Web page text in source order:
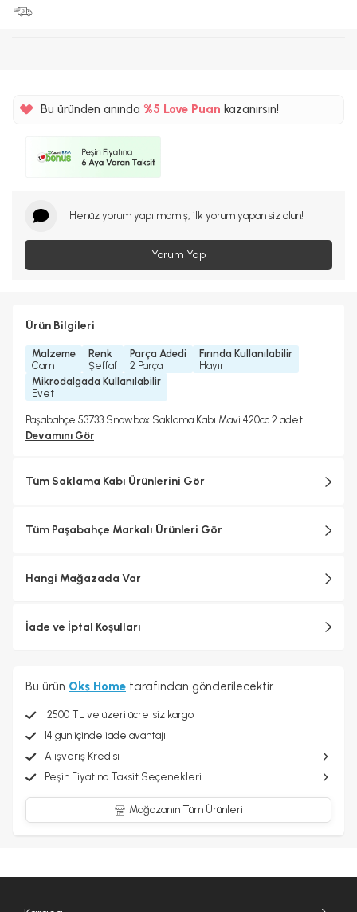
Bu üründen anında %5 Love Puan kazanırsın!
Henüz yorum yapılmamış, ilk yorum yapan siz olun!
Yorum Yap
Ürün Bilgileri
Malzeme
Cam
Renk
Şeffaf
Parça Adedi
2 Parça
Fırında Kullanılabilir
Hayır
Mikrodalgada Kullanılabilir
Evet
Paşabahçe 53733 Snowbox Saklama Kabı Mavi 420cc 2 adet
Devamını Gör
Tüm Saklama Kabı Ürünlerini Gör
Tüm Paşabahçe Markalı Ürünleri Gör
Hangi Mağazada Var
İade ve İptal Koşulları
Bu ürün Oks Home tarafından gönderilecektir.
2500 TL ve üzeri ücretsiz kargo
14 gün içinde iade avantajı
Alışveriş Kredisi
Peşin Fiyatına Taksit Seçenekleri
Mağazanın Tüm Ürünleri